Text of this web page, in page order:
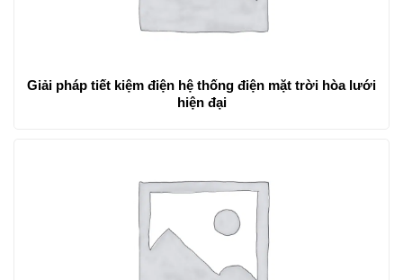
Giải pháp tiết kiệm điện hệ thống điện mặt trời hòa lưới
hiện đại